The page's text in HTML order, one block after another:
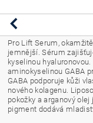
Pro Lift Serum,
jemnější. Sérum
kyselinou
aminokyselinou GABA
GABA podporuje kůži
nového kolagenu.
pokožky a arganový
pigment dodává